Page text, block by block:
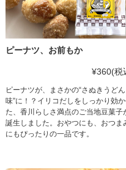
ピーナツ、お前もか
¥360(税
ピーナツが、まさかの“さぬきうどん
味”に！？イリコだしをしっかり効
た、香川らしさ満点のご当地豆菓子
誕生しました。おやつにも、おつま
にもぴったりの一品です。